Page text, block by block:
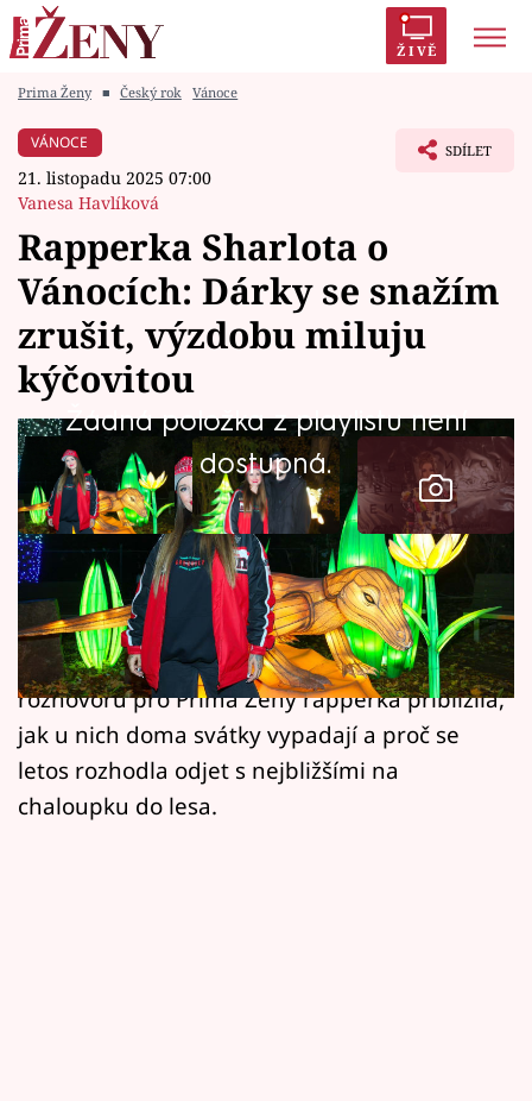
ŽIVĚ
Módní alarm
Témata
Celebrity
Vztahy
Seriály
Horoskopy
Sledujte prima+
Filmový festival Karlovy Vary
Pořady
Mámy sobě
Prima Ženy ■ Český rok Vánoce
VÁNOCE
21. listopadu 2025 07:00
Vanesa Havlíková
SDÍLET
Rapperka Sharlota o
Vánocích: Dárky se snažím
zrušit, výzdobu miluju
kýčovitou
Žádná položka z playlistu není
dostupná.
Pro Sharlotu Blakk nejsou Vánoce o stresu ani
o hromadách dárků. Spíš o pohodě, barvách,
vůni stromku a společném čase. V otevřeném
rozhovoru pro Prima Ženy rapperka přiblížila,
jak u nich doma svátky vypadají a proč se
letos rozhodla odjet s nejbližšími na
chaloupku do lesa.